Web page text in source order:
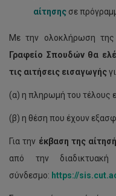
αίτησης σε
Με την ολοκλήρωση της
Γραφείο Σπουδών θα
τις αιτήσεις εισαγωγής
(α) η πληρωμή του τέλους
(β) η θέση που έχουν
Για την έκβαση της
από την
σύνδεσμο: https://